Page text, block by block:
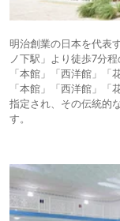
明治創業の日本を代表
ノ下駅」より徒歩7分
「本館」「西洋館」「
「本館」「西洋館」「
指定され、その伝統的
す。